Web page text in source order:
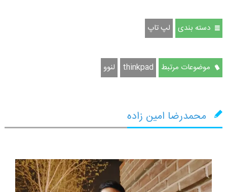
دسته بندی لپ تاپ
موضوعات مرتبط thinkpad لنوو
محمدرضا امین زاده